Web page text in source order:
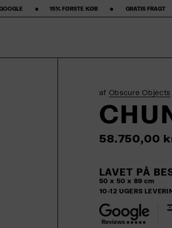
KØB‎ ‎ ‎ ‎ ‎ ‎ ‎ ‎ •‎ ‎ ‎ ‎ ‎ ‎ ‎ ‎ GRATIS FRAGT ‎ ‎ ‎ ‎ ‎ ‎ ‎ •‎ ‎ ‎ ‎ ‎ ‎ ‎ ‎ 50-DAGES
af Obscure Objects
58.750,00
LAVET PÅ
50 x 50 x 89 cm
10-12 UGERS